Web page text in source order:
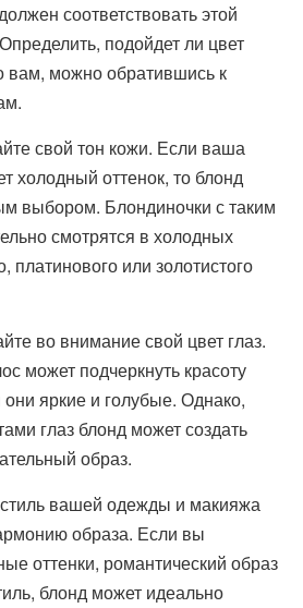
соответствовать этой
подойдет ли цвет
вам, можно обратившись к
свой тон кожи. Если ваша
холодный оттенок, то блонд
выбором. Блондиночки с таким
смотрятся в холодных
платинового или золотистого
во внимание свой цвет глаз.
может подчеркнуть красоту
они яркие и голубые. Однако,
глаз блонд может создать
образ.
вашей одежды и макияжа
образа. Если вы
оттенки, романтический образ
блонд может идеально